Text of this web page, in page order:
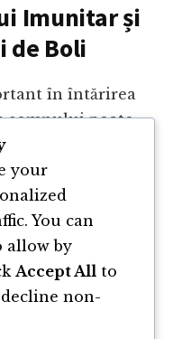
Imunitar și
de Boli
în întărirea
somnului poate
te mai
Pe de altă parte,
la lupta
riscul de
bolile de inimă și
o chestiune de
your
You can
allow by
Accept All to
non-